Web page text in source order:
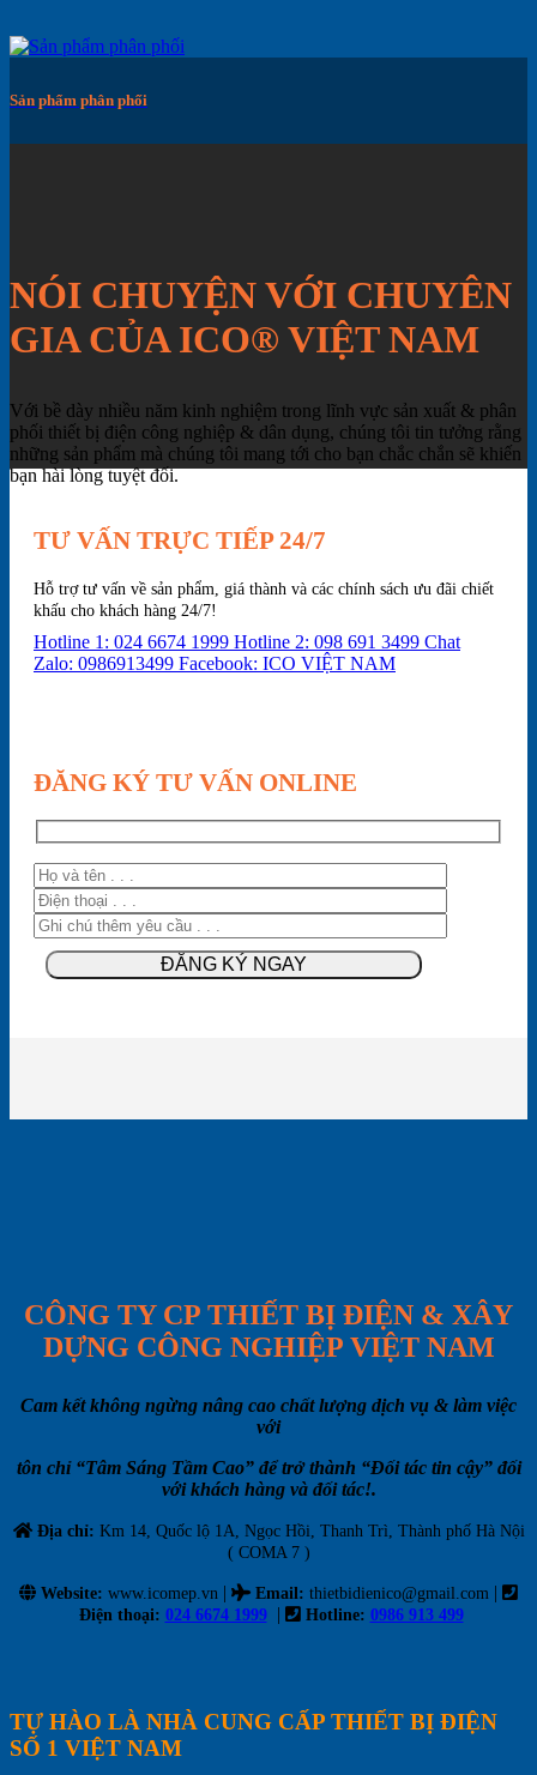
Sản phẩm phân phối
NÓI CHUYỆN VỚI CHUYÊN
GIA CỦA ICO® VIỆT NAM
Với bề dày nhiều năm kinh nghiệm trong lĩnh vực sản xuất & phân
phối thiết bị điện công nghiệp & dân dụng, chúng tôi tin tưởng rằng
những sản phẩm mà chúng tôi mang tới cho bạn chắc chắn sẽ khiến
bạn hài lòng tuyệt đối.
TƯ VẤN TRỰC TIẾP 24/7
Hỗ trợ tư vấn về sản phẩm, giá thành và các chính sách ưu đãi chiết
khấu cho khách hàng 24/7!
Hotline 1: 024 6674 1999 Hotline 2: 098 691 3499 Chat
Zalo: 0986913499 Facebook: ICO VIỆT NAM
ĐĂNG KÝ TƯ VẤN ONLINE
CÔNG TY CP THIẾT BỊ ĐIỆN & XÂY
DỰNG CÔNG NGHIỆP VIỆT NAM
Cam kết không ngừng nâng cao chất lượng dịch vụ & làm việc
với
tôn chỉ “Tâm Sáng Tầm Cao” để trở thành “Đối tác tin cậy” đối
với khách hàng và đối tác!.
Địa chỉ: Km 14, Quốc lộ 1A, Ngọc Hồi, Thanh Trì, Thành phố Hà Nội
( COMA 7 )
Website: www.icomep.vn | Email: thietbidienico@gmail.com |
Điện thoại: 024 6674 1999 | Hotline: 0986 913 499
TỰ HÀO LÀ NHÀ CUNG CẤP THIẾT BỊ ĐIỆN
SỐ 1 VIỆT NAM